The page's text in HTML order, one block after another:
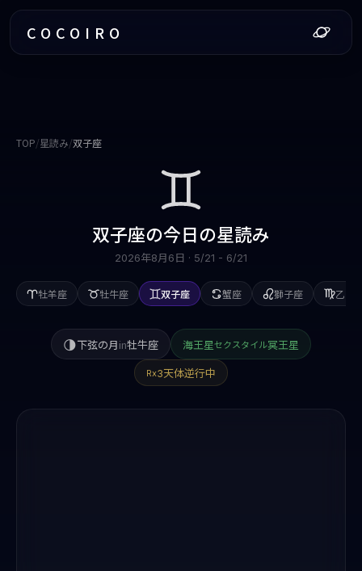
COCOIRO
TOP/星読み/双子座
双子座の今日の星読み
2026年8月6日 · 5/21 - 6/21
牡羊座 牡牛座 双子座 蟹座 獅子座 乙女
🌗下弦の月in牡牛座 海王星セクスタイル冥王星
Rx3天体逆行中